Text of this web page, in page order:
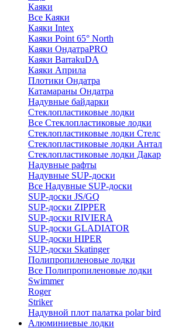
Каяки
Все Каяки
Каяки Intex
Каяки Point 65° North
Каяки ОндатраPRO
Каяки BarrakuDA
Каяки Априла
Плотики Ондатра
Катамараны Ондатра
Надувные байдарки
Стеклопластиковые лодки
Все Стеклопластиковые лодки
Стеклопластиковые лодки Стелс
Стеклопластиковые лодки Антал
Стеклопластиковые лодки Дакар
Надувные рафты
Надувные SUP-доски
Все Надувные SUP-доски
SUP-доски JS/GQ
SUP-доски ZIPPER
SUP-доски RIVIERA
SUP-доски GLADIATOR
SUP-доски HIPER
SUP-доски Skatinger
Полипропиленовые лодки
Все Полипропиленовые лодки
Swimmer
Roger
Striker
Надувной плот палатка polar bird
Алюминиевые лодки